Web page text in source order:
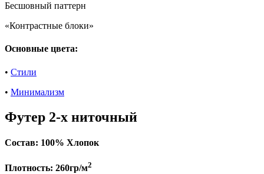
Бесшовный паттерн
«Контрастные блоки»
Основные цвета:
• Стили
• Минимализм
Футер 2-х ниточный
Состав: 100% Хлопок
Плотность: 260гр/м2